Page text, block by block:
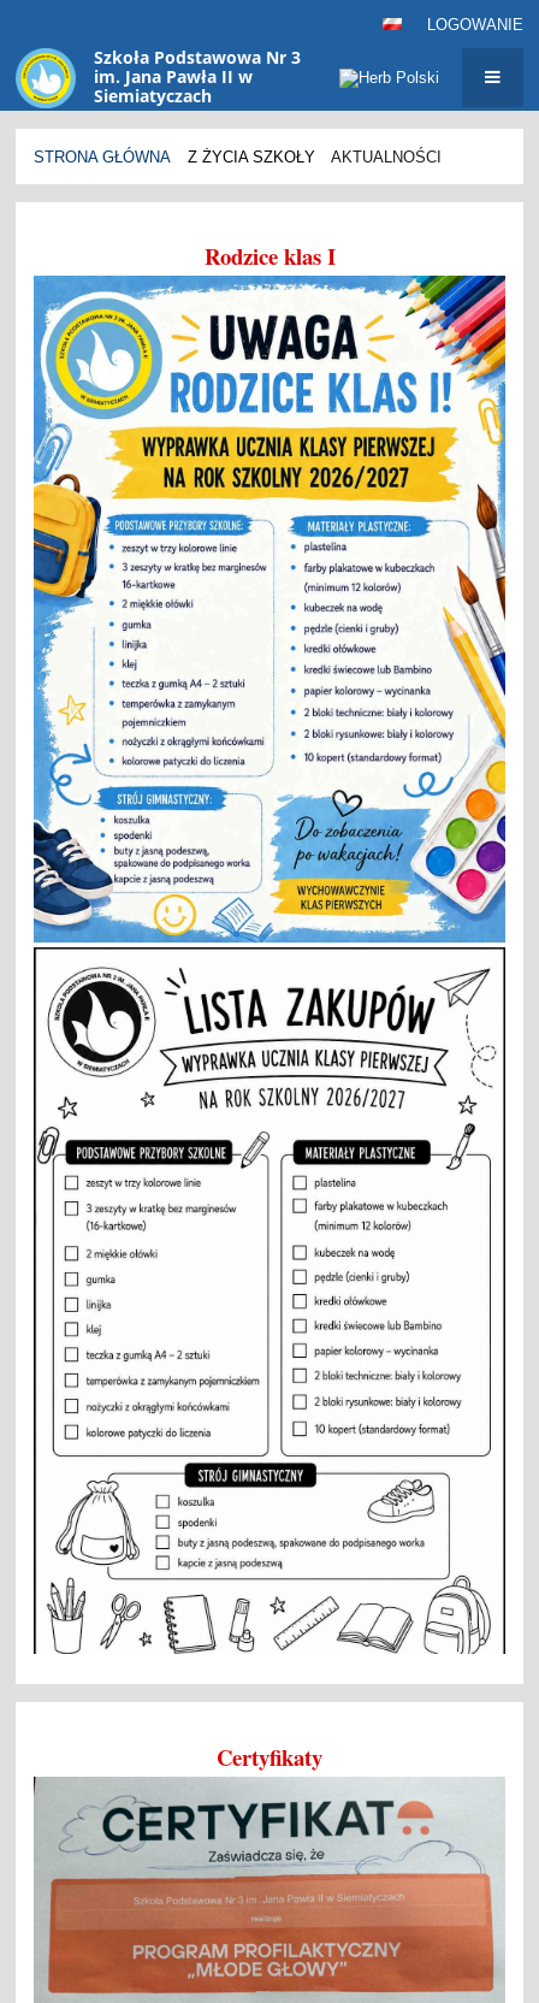
LOGOWANIE
Szkoła Podstawowa Nr 3
im. Jana Pawła II w
Siemiatyczach
sp3@siemiatycze.eu
STRONA GŁÓWNA Z ŻYCIA SZKOŁY AKTUALNOŚCI
Rodzice klas I
Certyfikaty